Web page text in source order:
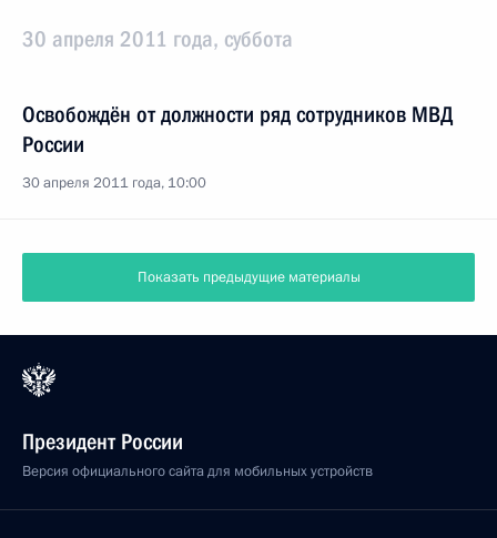
30 апреля 2011 года, суббота
Освобождён от должности ряд сотрудников МВД
России
30 апреля 2011 года, 10:00
Показать предыдущие материалы
Президент России
Версия официального сайта для мобильных устройств